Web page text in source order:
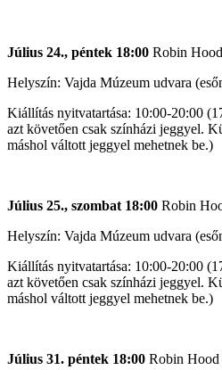
Július 24., péntek 18:00 Robin
Helyszín: Vajda Múzeum udvara
Kiállítás nyitvatartása: 10:00-20:00
azt követően csak színházi jeggyel.
máshol váltott jeggyel mehetnek be.)
Július 25., szombat 18:00 Robin
Helyszín: Vajda Múzeum udvara
Kiállítás nyitvatartása: 10:00-20:00
azt követően csak színházi jeggyel.
máshol váltott jeggyel mehetnek be.)
Július 31. péntek 18:00 Robin Hood